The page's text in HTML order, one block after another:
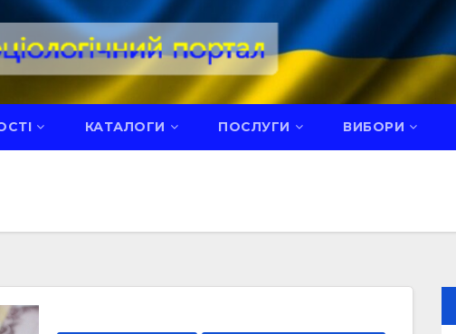
КАТАЛОГИ ПОСЛУГИ ВИБОРИ